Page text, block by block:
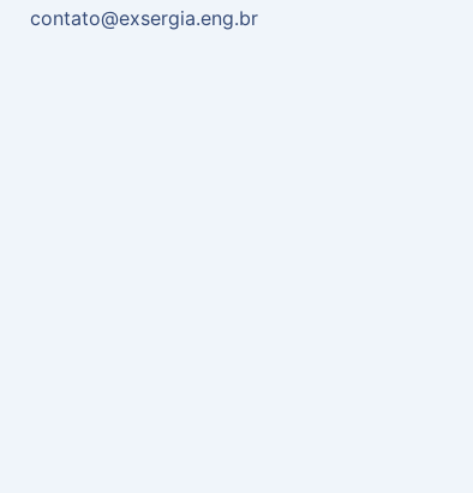
contato@exsergia.eng.br